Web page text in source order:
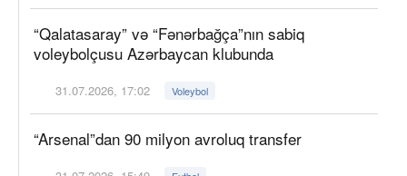
“Qalatasaray” və “Fənərbağça”nın sabiq
voleybolçusu Azərbaycan klubunda
31.07.2026, 17:02 Voleybol
“Arsenal”dan 90 milyon avroluq transfer